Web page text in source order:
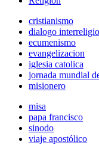
cristianismo
dialogo
ecumenismo
evangelizacion
iglesia catolica
jornada mundial
misionero
misa
papa francisco
sinodo
viaje apostólico